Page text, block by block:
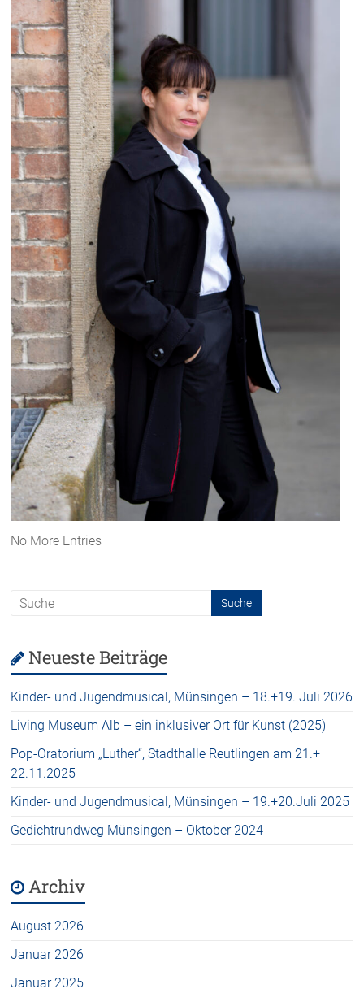
No More Entries
Neueste Beiträge
Kinder- und Jugendmusical, Münsingen – 18.+19. Juli 2026
Living Museum Alb – ein inklusiver Ort für Kunst (2025)
Pop-Oratorium „Luther“, Stadthalle Reutlingen am 21.+
22.11.2025
Kinder- und Jugendmusical, Münsingen – 19.+20.Juli 2025
Gedichtrundweg Münsingen – Oktober 2024
Archiv
August 2026
Januar 2026
Januar 2025